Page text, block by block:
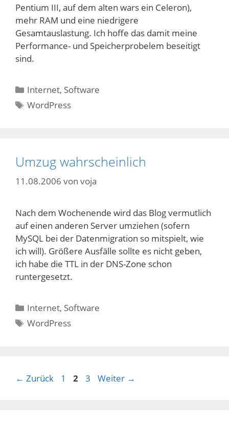
Pentium III, auf dem alten wars ein Celeron),
mehr RAM und eine niedrigere
Gesamtauslastung. Ich hoffe das damit meine
Performance- und Speicherprobelem beseitigt
sind.
Kategorien
Internet, Software
Schlagwörter
WordPress
Umzug wahrscheinlich
11.08.2006 von voja
Nach dem Wochenende wird das Blog vermutlich
auf einen anderen Server umziehen (sofern
MySQL bei der Datenmigration so mitspielt, wie
ich will). Größere Ausfälle sollte es nicht geben,
ich habe die TTL in der DNS-Zone schon
runtergesetzt.
Kategorien
Internet, Software
Schlagwörter
WordPress
← Zurück Seite
1 Seite
2 Seite
3 Weiter →